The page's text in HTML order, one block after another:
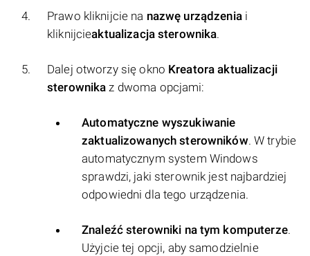
Prawo kliknijcie na nazwę urządzeniai
kliknijcieaktualizacja sterownika.
Dalej otworzy się okno Kreatora aktualizacji
sterownikaz dwoma opcjami:
Automatyczne wyszukiwanie
zaktualizowanych sterowników. W trybie
automatycznym system Windows
sprawdzi, jaki sterownik jest najbardziej
odpowiedni dla tego urządzenia.
Znaleźć sterowniki na tym komputerze.
Użyjcie tej opcji, aby samodzielnie